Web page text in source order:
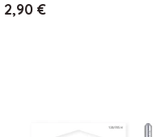
Hinta
2,90 €